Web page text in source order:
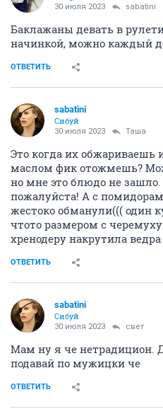
30 июля 2023 sabatini
Баклажаны девать в
начинкой, можно каждый
ОТВЕТИТЬ
sabatini
Сибуй
30 июля 2023 Таша
Это когда их обжариваешь
маслом фик отожмешь?
но мне это блюдо не
пожалуйста! А с
жестоко обманули((( один
чтото размером с
хренодеру накрутила ведра
ОТВЕТИТЬ
sabatini
Сибуй
30 июля 2023 свет
Мам ну я че нетрадицион.
подавай по мужицки че
ОТВЕТИТЬ